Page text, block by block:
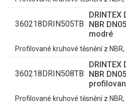
360218DRIN505TB
DRINTEX
NBR
modré
Profilované kruhové těsnění z NBR,
360218DRIN508TB
DRINTEX
NBR
Profilované kruhové těsnění z NBR,